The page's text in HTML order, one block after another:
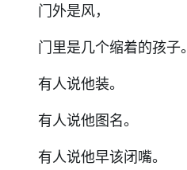
门外是风，
门里是几个缩着的孩子。
有人说他装。
有人说他图名。
有人说他早该闭嘴。